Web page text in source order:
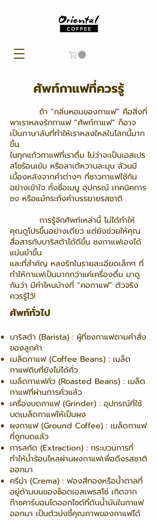
ศัพท์กาแฟที่ควรรู้
ถ้า “กลิ่นหอมของกาแฟ” คือสิ่งที่
พาเราหลงรักกาแฟ “ศัพท์กาแฟ” ก็อาจ
เป็นภาษาลับที่ทำให้เราหลงใหลในโลกนี้มาก
ขึ้น
ในทุกแก้วกาแฟที่เราดื่ม ไม่ว่าจะเป็นเอสเปร
สโซร้อนเข้ม หรือลาเต้หวานละมุน ล้วนมี
เบื้องหลังจากคำต่างๆ ที่ชาวกาแฟใช้กัน
อย่างเข้าใจ ทั้งชื่อเมนู อุปกรณ์ เทคนิคการ
ชง หรือแม้กระทั่งคำบรรยายรสชาติ
การรู้จักศัพท์เหล่านี้ ไม่ได้ทำให้
คุณดูโปรขึ้นอย่างเดียว แต่ยังช่วยให้คุณ
สื่อสารกับบาริสต้าได้ดีขึ้น ชงกาแฟเองได้
แม่นยำขึ้น
และที่สำคัญ หลงรักในรายละเอียดเล็กๆ ที่
ทำให้กาแฟเป็นมากกว่าแค่เครื่องดื่ม มาดู
กันว่า มีคำไหนบ้างที่ “คอกาแฟ” ตัวจริง
ควรรู้ไว้!
ศัพท์ทั่วไป
บาริสต้า (Barista) : ผู้ที่ชงกาแฟตามคำสั่ง
ของลูกค้า
เมล็ดกาแฟ (Coffee Beans) : เมล็ด
กาแฟดิบที่ยังไม่ได้คั่ว
เมล็ดกาแฟคั่ว (Roasted Beans) : เมล็ด
กาแฟที่ผ่านการคั่วแล้ว
เครื่องบดกาแฟ (Grinder) : อุปกรณ์ที่ใช้
บดเมล็ดกาแฟให้เป็นผง
ผงกาแฟ (Ground Coffee) : เมล็ดกาแฟ
ที่ถูกบดแล้ว
การสกัด (Extraction) : กระบวนการที่
ทำให้น้ำร้อนไหลผ่านผงกาแฟเพื่อดึงรสชาติ
ออกมา
ครีม่า (Crema) : ฟองสีทองหรือน้ำตาลที่
อยู่ด้านบนของช็อตเอสเพรสโซ่ เกิดจาก
ก๊าซคาร์บอนไดออกไซด์ที่ดันน้ำมันในกาแฟ
ออกมา เป็นตัวบ่งชี้คุณภาพของกาแฟได้